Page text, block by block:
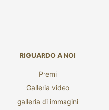
RIGUARDO A NOI
Premi
Galleria video
galleria di immagini